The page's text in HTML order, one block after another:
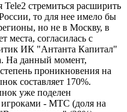
стремиться расширить
то для нее имело бы
но не в Москву, в
места, согласилась с
ИК "Антанта Капитал"
На данный момент,
проникновения на
составляет 170%.
уже поделен
- МТС (доля на